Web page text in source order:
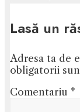
Lasă un
Adresa ta de
obligatorii
Comentariu *